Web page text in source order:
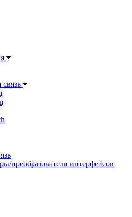
связь
преобразователи интерфейсов